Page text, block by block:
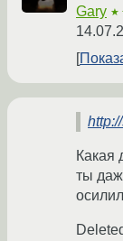
Gary
Какая
ты